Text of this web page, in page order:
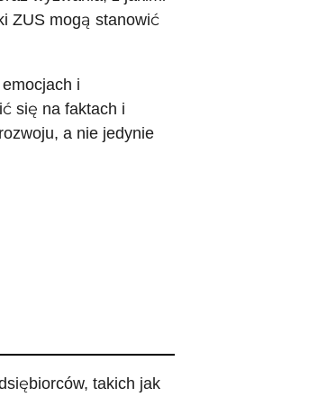
ZUS mogą stanowić
i
się na faktach i
a nie jedynie
takich jak